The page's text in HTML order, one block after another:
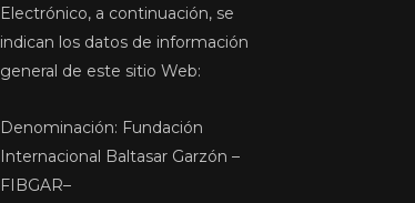
Electrónico, a continuación, se
indican los datos de información
general de este sitio Web:
Denominación: Fundación
Internacional Baltasar Garzón –
FIBGAR–